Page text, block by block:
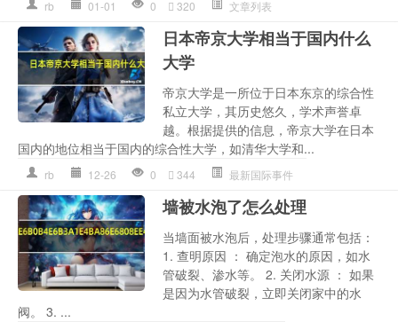
rb 01-01 0 320 文章列表
日本帝京大学相当于国内什么
大学
帝京大学是一所位于日本东京的综合性
私立大学，其历史悠久，学术声誉卓
越。根据提供的信息，帝京大学在日本
国内的地位相当于国内的综合性大学，如清华大学和...
rb 12-26 0 344 最新国际事件
墙被水泡了怎么处理
当墙面被水泡后，处理步骤通常包括：
1. 查明原因 ： 确定泡水的原因，如水
管破裂、渗水等。 2. 关闭水源 ： 如果
是因为水管破裂，立即关闭家中的水
阀。 3. ...